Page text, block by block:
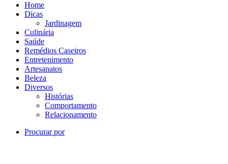
Home
Dicas
Jardinagem
Culinária
Saúde
Remédios Caseiros
Entretenimento
Artesanatos
Beleza
Diversos
Histórias
Comportamento
Relacionamento
Procurar por